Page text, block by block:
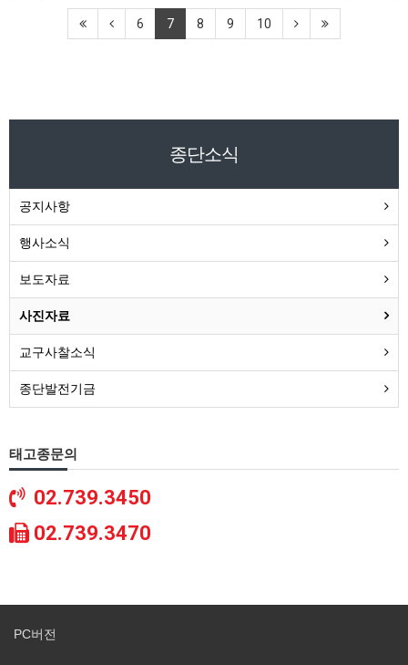
6 7 8 9 10
종단소식
공지사항
행사소식
보도자료
사진자료
교구사찰소식
종단발전기금
태고종문의
02.739.3450
02.739.3470
PC버전